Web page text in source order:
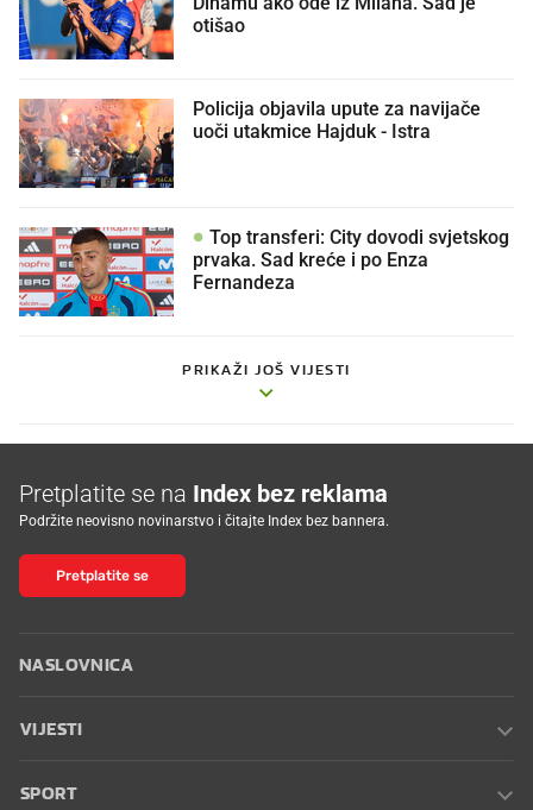
otišao
Policija objavila upute za navijače
uoči utakmice Hajduk - Istra
Top transferi: City dovodi svjetskog
prvaka. Sad kreće i po Enza
Fernandeza
PRIKAŽI JOŠ VIJESTI
Pretplatite se na Index bez reklama
Podržite neovisno novinarstvo i čitajte Index bez bannera.
Pretplatite se
NASLOVNICA
VIJESTI
SPORT